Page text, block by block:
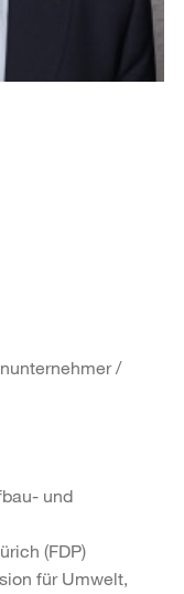
/
und
(FDP)
für Umwelt,